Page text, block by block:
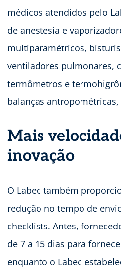
médicos atendidos pelo
de anestesia e
multiparamétricos,
ventiladores pulmonares,
termômetros e
balanças
Mais
inovação
O Labec também
redução no tempo de
checklists. Antes,
de 7 a 15 dias para
enquanto o Labec